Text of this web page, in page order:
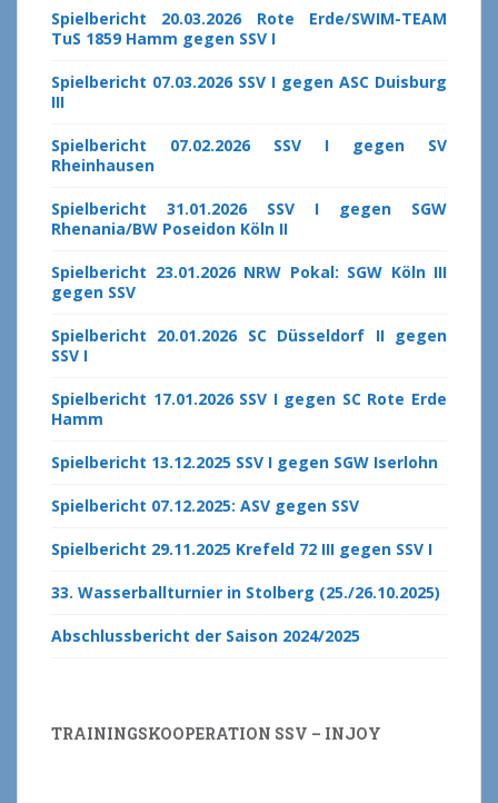
Spielbericht 20.03.2026 Rote Erde/SWIM-TEAM
TuS 1859 Hamm gegen SSV I
Spielbericht 07.03.2026 SSV I gegen ASC Duisburg
III
Spielbericht 07.02.2026 SSV I gegen SV
Rheinhausen
Spielbericht 31.01.2026 SSV I gegen SGW
Rhenania/BW Poseidon Köln II
Spielbericht 23.01.2026 NRW Pokal: SGW Köln III
gegen SSV
Spielbericht 20.01.2026 SC Düsseldorf II gegen
SSV I
Spielbericht 17.01.2026 SSV I gegen SC Rote Erde
Hamm
Spielbericht 13.12.2025 SSV I gegen SGW Iserlohn
Spielbericht 07.12.2025: ASV gegen SSV
Spielbericht 29.11.2025 Krefeld 72 III gegen SSV I
33. Wasserballturnier in Stolberg (25./26.10.2025)
Abschlussbericht der Saison 2024/2025
TRAININGSKOOPERATION SSV – INJOY